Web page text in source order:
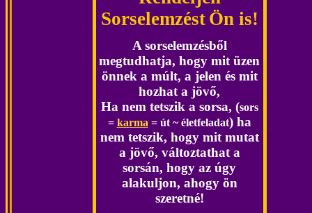
Sorselemzést Ön is!
A sorselemzésből
megtudhatja, hogy mit üzen
önnek a múlt, a jelen és mit
hozhat a jövő,
Ha nem tetszik a sorsa, (sors
= karma = út ~ életfeladat) ha
nem tetszik, hogy mit mutat
a jövő, változtathat a
sorsán, hogy az úgy
alakuljon, ahogy ön
szeretné!